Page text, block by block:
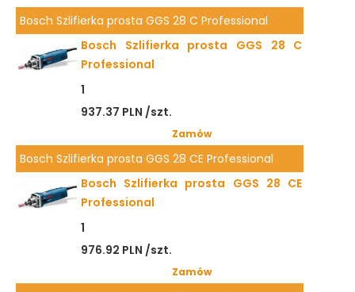
Bosch Szlifierka prosta GGS 28 C Professional
Bosch Szlifierka prosta GGS 28 C
Professional
1
937.37 PLN /szt.
Zamów
Bosch Szlifierka prosta GGS 28 CE Professional
Bosch Szlifierka prosta GGS 28 CE
Professional
1
976.92 PLN /szt.
Zamów